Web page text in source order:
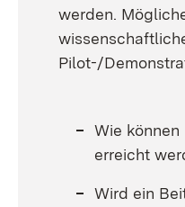
werden.
Pilot-/
​​​Wie
erreicht
Wird ein